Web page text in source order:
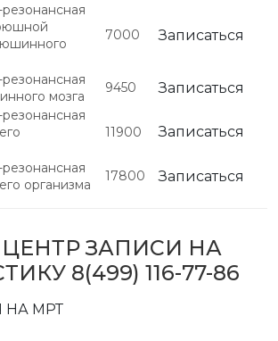
7000 Записаться
мозга
9450 Записаться
11900 Записаться
организма
17800 Записаться
ЗАПИСИ НА
8(499) 116-77-86
НА МРТ